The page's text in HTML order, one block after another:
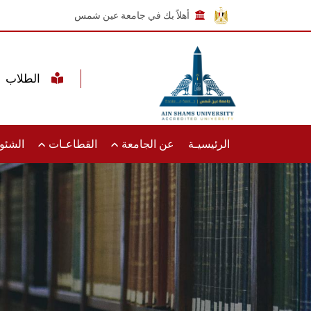
أهلاً بك في جامعة عين شمس
الرئيسيـة عن الجامعة القطاعـات